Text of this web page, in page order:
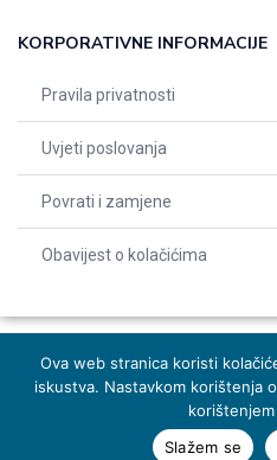
Dodaj u košaricu
KORPORATIVNE INFORMACIJE
Pravila privatnosti
Uvjeti poslovanja
Povrati i zamjene
Obavijest o kolačićima
© 2026 Indentals. Sva prava
Ova web stranica koristi
iskustva. Nastavkom korištenja
Slažem se